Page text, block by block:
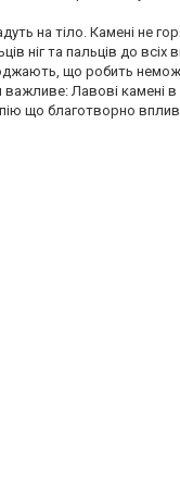
на тіло. Камені не
ніг та пальців до
що робить
важливе: Лавові
що благотворно